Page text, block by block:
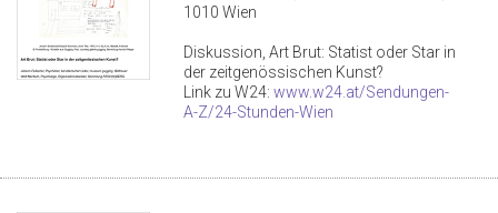
1010 Wien
Diskussion, Art Brut: Statist oder Star in
der zeitgenössischen Kunst?
Link zu W24: www.w24.at/Sendungen-
A-Z/24-Stunden-Wien